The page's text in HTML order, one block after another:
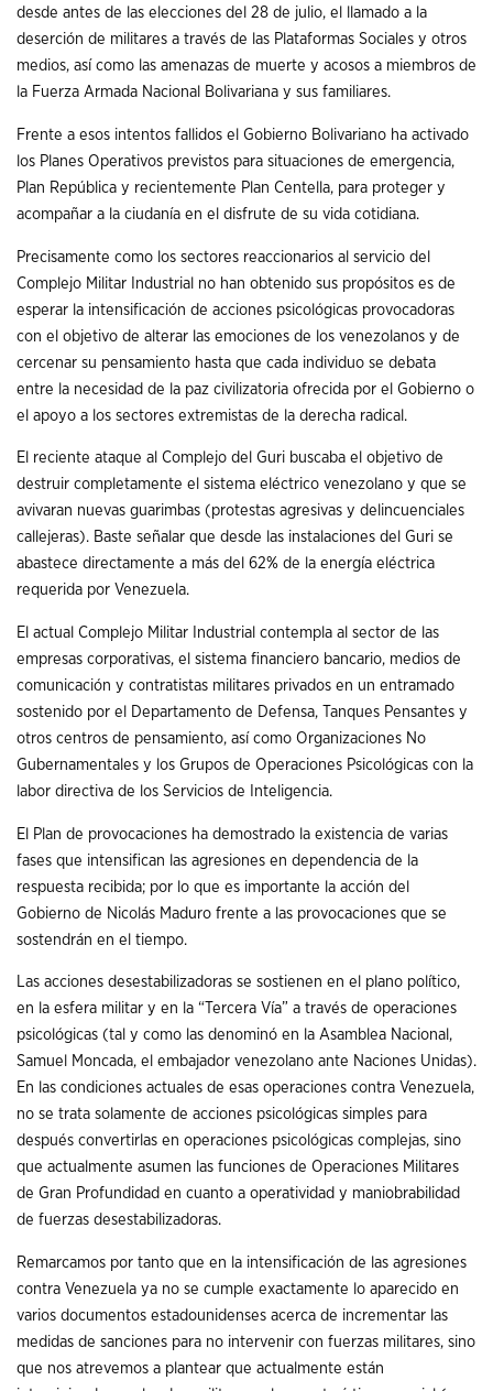
desde antes de las elecciones del 28 de julio, el llamado a la
deserción de militares a través de las Plataformas Sociales y otros
medios, así como las amenazas de muerte y acosos a miembros de
la Fuerza Armada Nacional Bolivariana y sus familiares.
Frente a esos intentos fallidos el Gobierno Bolivariano ha activado
los Planes Operativos previstos para situaciones de emergencia,
Plan República y recientemente Plan Centella, para proteger y
acompañar a la ciudanía en el disfrute de su vida cotidiana.
Precisamente como los sectores reaccionarios al servicio del
Complejo Militar Industrial no han obtenido sus propósitos es de
esperar la intensificación de acciones psicológicas provocadoras
con el objetivo de alterar las emociones de los venezolanos y de
cercenar su pensamiento hasta que cada individuo se debata
entre la necesidad de la paz civilizatoria ofrecida por el Gobierno o
el apoyo a los sectores extremistas de la derecha radical.
El reciente ataque al Complejo del Guri buscaba el objetivo de
destruir completamente el sistema eléctrico venezolano y que se
avivaran nuevas guarimbas (protestas agresivas y delincuenciales
callejeras). Baste señalar que desde las instalaciones del Guri se
abastece directamente a más del 62% de la energía eléctrica
requerida por Venezuela.
El actual Complejo Militar Industrial contempla al sector de las
empresas corporativas, el sistema financiero bancario, medios de
comunicación y contratistas militares privados en un entramado
sostenido por el Departamento de Defensa, Tanques Pensantes y
otros centros de pensamiento, así como Organizaciones No
Gubernamentales y los Grupos de Operaciones Psicológicas con la
labor directiva de los Servicios de Inteligencia.
El Plan de provocaciones ha demostrado la existencia de varias
fases que intensifican las agresiones en dependencia de la
respuesta recibida; por lo que es importante la acción del
Gobierno de Nicolás Maduro frente a las provocaciones que se
sostendrán en el tiempo.
Las acciones desestabilizadoras se sostienen en el plano político,
en la esfera militar y en la “Tercera Vía” a través de operaciones
psicológicas (tal y como las denominó en la Asamblea Nacional,
Samuel Moncada, el embajador venezolano ante Naciones Unidas).
En las condiciones actuales de esas operaciones contra Venezuela,
no se trata solamente de acciones psicológicas simples para
después convertirlas en operaciones psicológicas complejas, sino
que actualmente asumen las funciones de Operaciones Militares
de Gran Profundidad en cuanto a operatividad y maniobrabilidad
de fuerzas desestabilizadoras.
Remarcamos por tanto que en la intensificación de las agresiones
contra Venezuela ya no se cumple exactamente lo aparecido en
varios documentos estadounidenses acerca de incrementar las
medidas de sanciones para no intervenir con fuerzas militares, sino
que nos atrevemos a plantear que actualmente están